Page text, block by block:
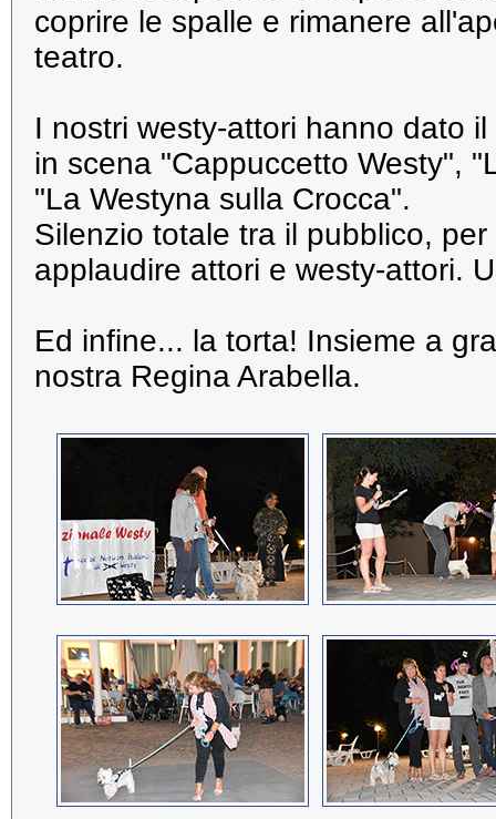
coprire le spalle e rimanere
teatro.
I nostri westy-attori hanno dato
in scena "Cappuccetto Westy",
"La Westyna sulla Crocca".
Silenzio totale tra il pubblico,
applaudire attori e westy-attori.
Ed infine... la torta! Insieme a
nostra Regina Arabella.